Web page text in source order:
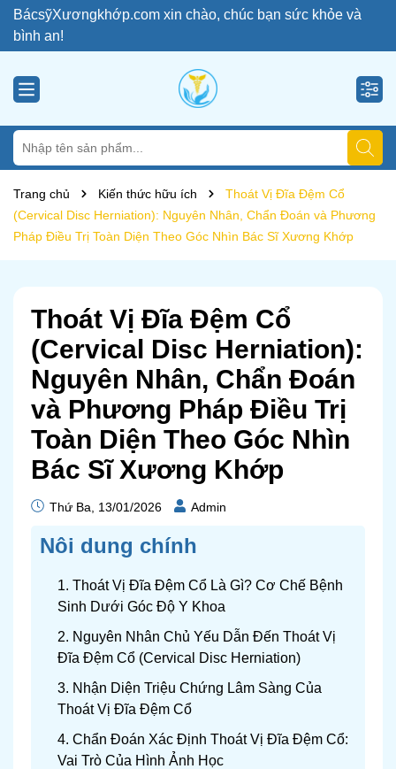
BácsỹXươngkhớp.com xin chào, chúc bạn sức khỏe và
bình an!
Trang chủ Kiến thức hữu ích
Thoát Vị Đĩa Đệm Cổ
(Cervical Disc Herniation): Nguyên Nhân, Chẩn Đoán và Phương
Pháp Điều Trị Toàn Diện Theo Góc Nhìn Bác Sĩ Xương Khớp
Thoát Vị Đĩa Đệm Cổ
(Cervical Disc Herniation):
Nguyên Nhân, Chẩn Đoán
và Phương Pháp Điều Trị
Toàn Diện Theo Góc Nhìn
Bác Sĩ Xương Khớp
Thứ Ba, 13/01/2026 Admin
Nôi dung chính
1. Thoát Vị Đĩa Đệm Cổ Là Gì? Cơ Chế Bệnh
Sinh Dưới Góc Độ Y Khoa
2. Nguyên Nhân Chủ Yếu Dẫn Đến Thoát Vị
Đĩa Đệm Cổ (Cervical Disc Herniation)
3. Nhận Diện Triệu Chứng Lâm Sàng Của
Thoát Vị Đĩa Đệm Cổ
4. Chẩn Đoán Xác Định Thoát Vị Đĩa Đệm Cổ:
Vai Trò Của Hình Ảnh Học